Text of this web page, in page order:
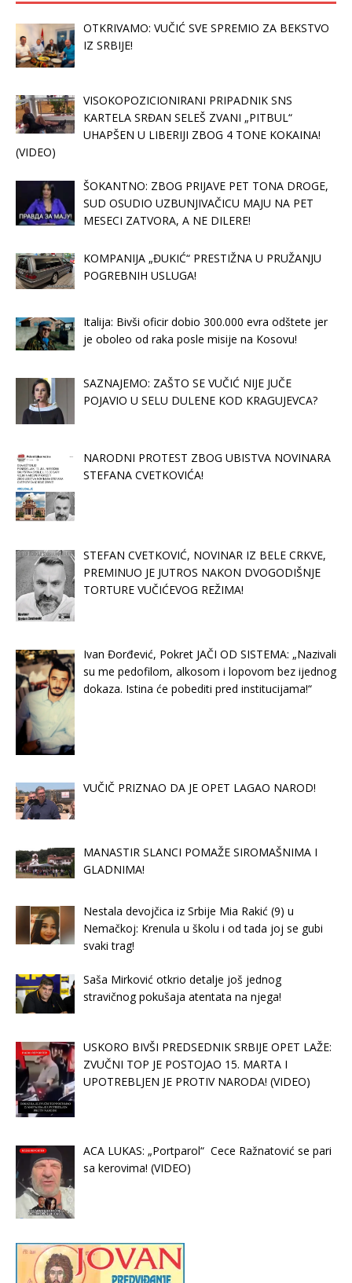
OTKRIVAMO: VUČIĆ SVE SPREMIO ZA BEKSTVO
IZ SRBIJE!
VISOKOPOZICIONIRANI PRIPADNIK SNS
KARTELA SRĐAN SELEŠ ZVANI „PITBUL“
UHAPŠEN U LIBERIJI ZBOG 4 TONE KOKAINA!
(VIDEO)
ŠOKANTNO: ZBOG PRIJAVE PET TONA DROGE,
SUD OSUDIO UZBUNJIVAČICU MAJU NA PET
MESECI ZATVORA, A NE DILERE!
KOMPANIJA „ĐUKIĆ“ PRESTIŽNA U PRUŽANJU
POGREBNIH USLUGA!
Italija: Bivši oficir dobio 300.000 evra odštete jer
je oboleo od raka posle misije na Kosovu!
SAZNAJEMO: ZAŠTO SE VUČIĆ NIJE JUČE
POJAVIO U SELU DULENE KOD KRAGUJEVCA?
NARODNI PROTEST ZBOG UBISTVA NOVINARA
STEFANA CVETKOVIĆA!
STEFAN CVETKOVIĆ, NOVINAR IZ BELE CRKVE,
PREMINUO JE JUTROS NAKON DVOGODIŠNJE
TORTURE VUČIĆEVOG REŽIMA!
Ivan Đorđević, Pokret JAČI OD SISTEMA: „Nazivali
su me pedofilom, alkosom i lopovom bez ijednog
dokaza. Istina će pobediti pred institucijama!“
VUČIČ PRIZNAO DA JE OPET LAGAO NAROD!
MANASTIR SLANCI POMAŽE SIROMAŠNIMA I
GLADNIMA!
Nestala devojčica iz Srbije Mia Rakić (9) u
Nemačkoj: Krenula u školu i od tada joj se gubi
svaki trag!
Saša Mirković otkrio detalje još jednog
stravičnog pokušaja atentata na njega!
USKORO BIVŠI PREDSEDNIK SRBIJE OPET LAŽE:
ZVUČNI TOP JE POSTOJAO 15. MARTA I
UPOTREBLJEN JE PROTIV NARODA! (VIDEO)
ACA LUKAS: „Portparol“ Cece Ražnatović se pari
sa kerovima! (VIDEO)